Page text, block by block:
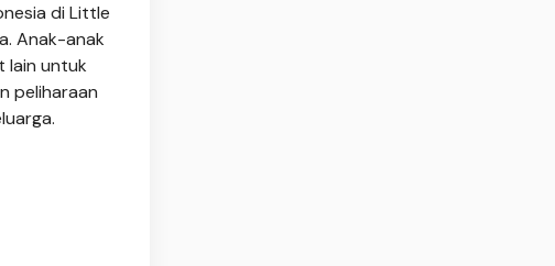
di Little
Anak-anak
lain untuk
peliharaan